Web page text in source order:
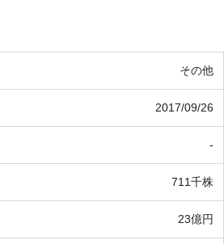
その他
2017/09/26
-
711千株
23億円